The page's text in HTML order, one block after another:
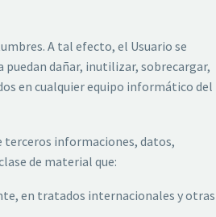
A tal efecto, el Usuario se
dañar, inutilizar, sobrecargar,
en cualquier equipo informático del
terceros informaciones, datos,
de material que:
en tratados internacionales y otras